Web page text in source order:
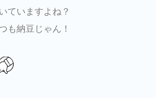
ていますよね？
も納豆じゃん！